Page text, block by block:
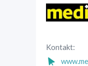
Kontakt: